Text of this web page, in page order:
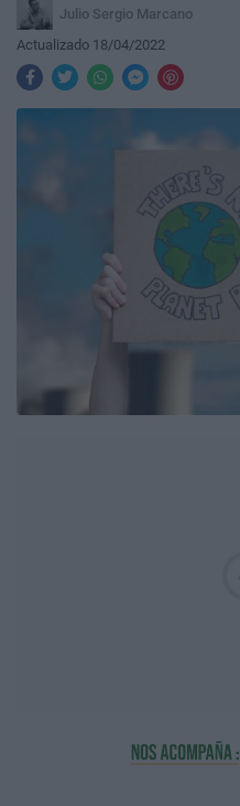
Julio Sergio Marcano
Actualizado 18/04/2022